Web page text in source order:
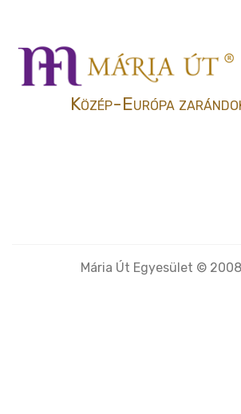
Közép-Európa
Mária Út Egyesület ©